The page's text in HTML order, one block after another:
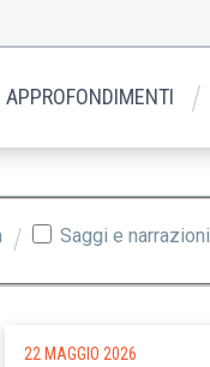
APPROFONDIMENTI
Saggi e narrazioni
22 MAGGIO 2026